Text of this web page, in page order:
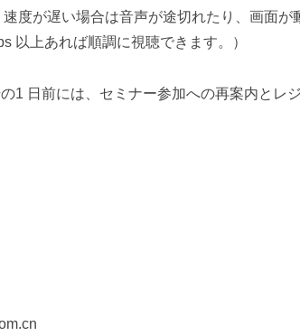
度が遅い場合は音声が途切れたり、画面
以上あれば順調に視聴できます。）
1 日前には、セミナー参加への再案内とレジ